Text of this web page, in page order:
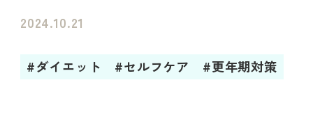
2024.10.21
#ダイエット #セルフケア #更年期対策